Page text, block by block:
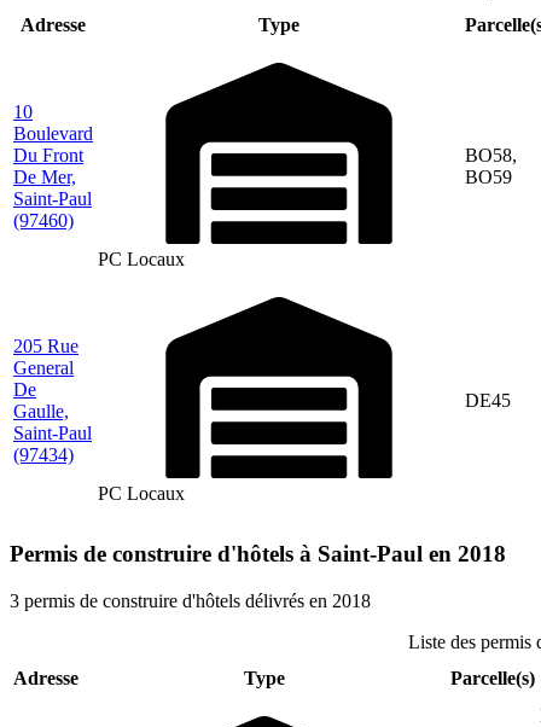
Adresse
Type
10
Boulevard
Du Front
De Mer,
Saint-Paul
(97460)
PC Locaux
BO58,
BO59
205 Rue
General
De
Gaulle,
Saint-Paul
(97434)
PC Locaux
DE45
Permis de construire d'hôtels à Saint-Paul en 2018
3 permis de construire d'hôtels délivrés en 2018
Liste des permis
Adresse
Type Parcelle(s)